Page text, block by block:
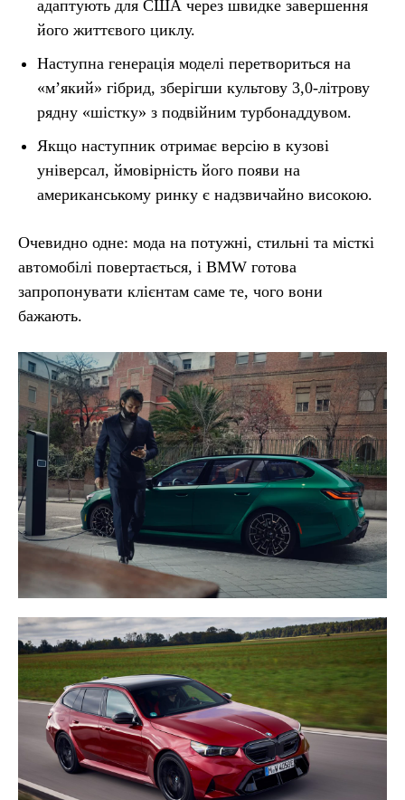
адаптують для США через швидке завершення
його життєвого циклу.
Наступна генерація моделі перетвориться на
«м’який» гібрид, зберігши культову 3,0-літрову
рядну «шістку» з подвійним турбонаддувом.
Якщо наступник отримає версію в кузові
універсал, ймовірність його появи на
американському ринку є надзвичайно високою.
Очевидно одне: мода на потужні, стильні та місткі
автомобілі повертається, і BMW готова
запропонувати клієнтам саме те, чого вони
бажають.